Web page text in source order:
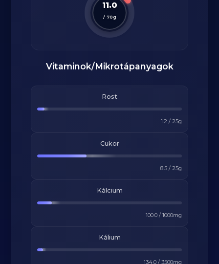
11.0
/ 70g
Vitaminok/Mikrotápanyagok
Rost
1.2/ 25g
Cukor
8.5/ 25g
Kálcium
100.0/ 1000mg
Kálium
134.0/ 3500mg